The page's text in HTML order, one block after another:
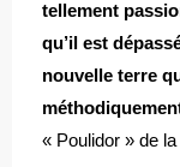
tellement
qu’il est
nouvelle terre
« Poulidor » de